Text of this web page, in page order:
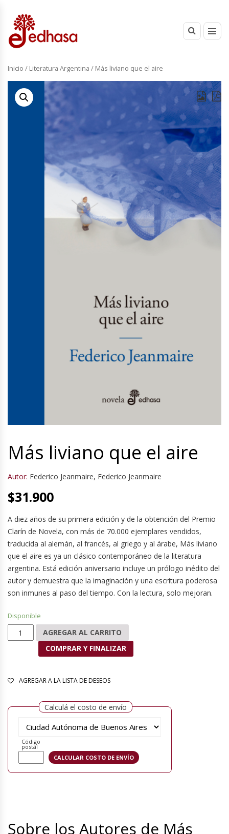
Inicio / Literatura Argentina / Más liviano que el aire
Más liviano que el aire
Autor: Federico Jeanmaire, Federico Jeanmaire
$31.900
A diez años de su primera edición y de la obtención del Premio
Clarín de Novela, con más de 70.000 ejemplares vendidos,
traducida al alemán, al francés, al griego y al árabe, Más liviano
que el aire es ya un clásico contemporáneo de la literatura
argentina. Está edición aniversario incluye un prólogo inédito del
autor y demuestra que la imaginación y una escritura poderosa
son inmunes al paso del tiempo. Con la lectura, solo mejoran.
Disponible
Más liviano que el aire cantidad
AGREGAR AL CARRITO
COMPRAR Y FINALIZAR
AGREGAR A LA LISTA DE DESEOS
Calculá el costo de envío
Código
postal
Sobre los Autores de Más